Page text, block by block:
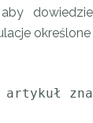
określone
artykuł